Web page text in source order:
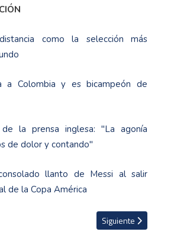
como la selección más
a Colombia y es bicampeón de
la prensa inglesa: "La agonía
de dolor y contando"
llanto de Messi al salir
de la Copa América
se jugará la Finalísima entre España y
Artículo siguiente:
Siguiente